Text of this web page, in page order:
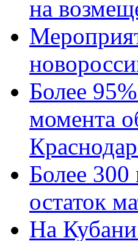
на
Более
момента
Более 300
остаток
На